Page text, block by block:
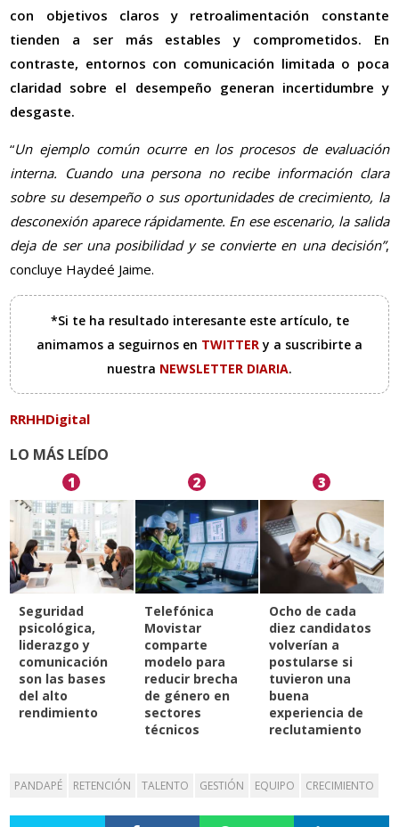
con objetivos claros y retroalimentación constante
tienden a ser más estables y comprometidos. En
contraste, entornos con comunicación limitada o poca
claridad sobre el desempeño generan incertidumbre y
desgaste.
“Un ejemplo común ocurre en los procesos de evaluación
interna. Cuando una persona no recibe información clara
sobre su desempeño o sus oportunidades de crecimiento, la
desconexión aparece rápidamente. En ese escenario, la salida
deja de ser una posibilidad y se convierte en una decisión”,
concluye Haydeé Jaime.
*Si te ha resultado interesante este artículo, te
animamos a seguirnos en TWITTERy a suscribirte a
nuestra NEWSLETTER DIARIA.
RRHHDigital
LO MÁS LEÍDO
1
Seguridad
psicológica,
liderazgo y
comunicación
son las bases
del alto
rendimiento
2
Telefónica
Movistar
comparte
modelo para
reducir brecha
de género en
sectores
técnicos
3
Ocho de cada
diez candidatos
volverían a
postularse si
tuvieron una
buena
experiencia de
reclutamiento
PANDAPÉ RETENCIÓN TALENTO GESTIÓN EQUIPO CRECIMIENTO